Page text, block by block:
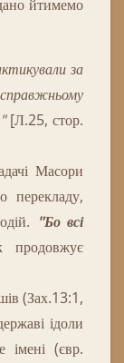
йтимемо
за
[Л.25, стор.
Масори
перекладу,
"Бо всі
продовжує
(Зах.13:1,
ідоли
імені (євр.